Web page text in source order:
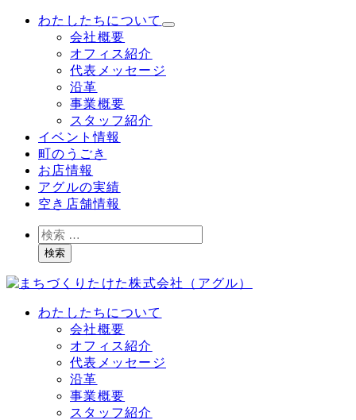
わたしたちについて
会社概要
オフィス紹介
代表メッセージ
沿革
事業概要
スタッフ紹介
イベント情報
町のうごき
お店情報
アグルの実績
空き店舗情報
検
索検索
わたしたちについて
会社概要
オフィス紹介
代表メッセージ
沿革
事業概要
スタッフ紹介